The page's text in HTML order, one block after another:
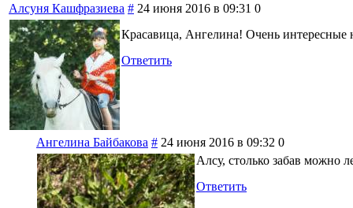
Алсуня Кашфразиева # 24 июня 2016 в 09:31 0
Красавица, Ангелина! Очень интересные
Ответить
Ангелина Байбакова # 24 июня 2016 в 09:32 0
Алсу, столько забав можно
Ответить